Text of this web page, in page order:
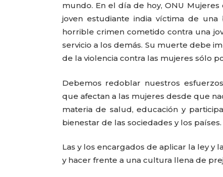
mundo. En el día de hoy, ONU
joven estudiante india víctima de una
horrible crimen cometido contra una
servicio a los demás. Su muerte debe
de la violencia contra las mujeres sólo
Debemos redoblar nuestros
que afectan a las mujeres desde que
materia de salud, educación y
bienestar de las sociedades y los países.
Las y los encargados de aplicar la ley
y hacer frente a una cultura llena de